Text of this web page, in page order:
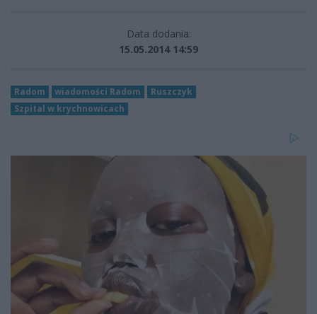
Data dodania:
15.05.2014 14:59
Radom wiadomości Radom
Ruszczyk
Szpital w krychnowicach